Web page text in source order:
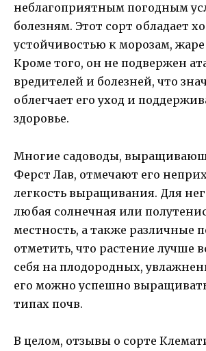
неблагоприятным погодным
болезням. Этот сорт обладает
устойчивостью к морозам,
Кроме того, он не подвержен
вредителей и болезней, что
облегчает его уход и
здоровье.
Многие садоводы,
Ферст Лав, отмечают его
легкость выращивания. Для
любая солнечная или
местность, а также различные
отметить, что растение лучше
себя на плодородных,
его можно успешно
типах почв.
В целом, отзывы о сорте